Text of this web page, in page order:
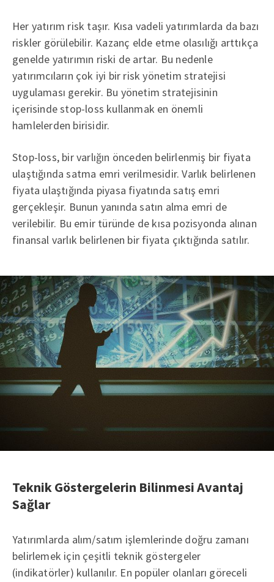
Her yatırım risk taşır. Kısa vadeli yatırımlarda da bazı
riskler görülebilir. Kazanç elde etme olasılığı arttıkça
genelde yatırımın riski de artar. Bu nedenle
yatırımcıların çok iyi bir risk yönetim stratejisi
uygulaması gerekir. Bu yönetim stratejisinin
içerisinde stop-loss kullanmak en önemli
hamlelerden birisidir.
Stop-loss, bir varlığın önceden belirlenmiş bir fiyata
ulaştığında satma emri verilmesidir. Varlık belirlenen
fiyata ulaştığında piyasa fiyatında satış emri
gerçekleşir. Bunun yanında satın alma emri de
verilebilir. Bu emir türünde de kısa pozisyonda alınan
finansal varlık belirlenen bir fiyata çıktığında satılır.
Teknik Göstergelerin Bilinmesi Avantaj
Sağlar
Yatırımlarda alım/satım işlemlerinde doğru zamanı
belirlemek için çeşitli teknik göstergeler
(indikatörler) kullanılır. En popüler olanları göreceli